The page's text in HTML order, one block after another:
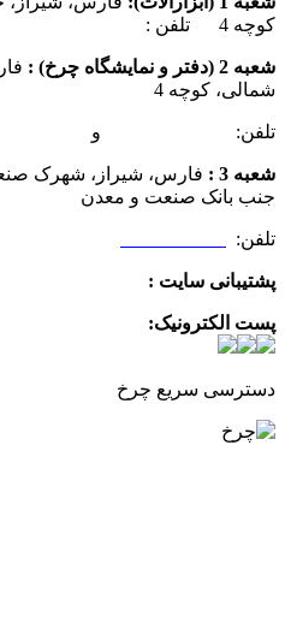
کوچه 4 تلفن :
شعبه 2 (دفتر و نمایشگاه چرخ) :
شمالی، کوچه 4
تلفن: و
شعبه 3 :
فارس، شیراز، شهرک
جنب بانک صنعت و معدن
تلفن:
پشتیبانی سایت :
پست الکترونیک:
دسترسی سریع چرخ